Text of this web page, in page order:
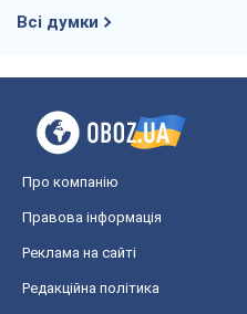
Всі думки
Про компанію
Правова інформація
Реклама на сайті
Редакційна політика